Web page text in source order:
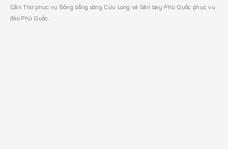
Cần Thơ phục vụ Đồng bằng sông Cửu Long và Sân bay Phú Quốc phục vụ
đảo Phú Quốc.